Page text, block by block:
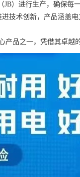
）进行生产，确保每
进技术创新，产品涵盖
产品之一，凭借其卓越